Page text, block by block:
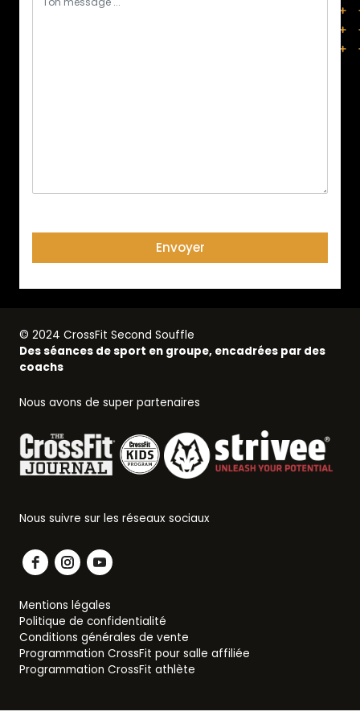
© 2024 CrossFit Second Souffle
Des séances de sport en groupe, encadrées par des
coachs
Nous suivre sur les réseaux sociaux
Nous avons de super partenaires
Mentions légales
Politique de confidentialité
Conditions générales de vente
Programmation CrossFit pour salle affiliée
Programmation CrossFit athlète